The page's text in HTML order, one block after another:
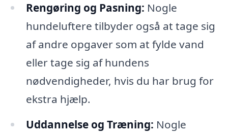
Rengøring og Pasning: Nogle
hundeluftere tilbyder også at tage sig
af andre opgaver som at fylde vand
eller tage sig af hundens
nødvendigheder, hvis du har brug for
ekstra hjælp.
Uddannelse og Træning: Nogle